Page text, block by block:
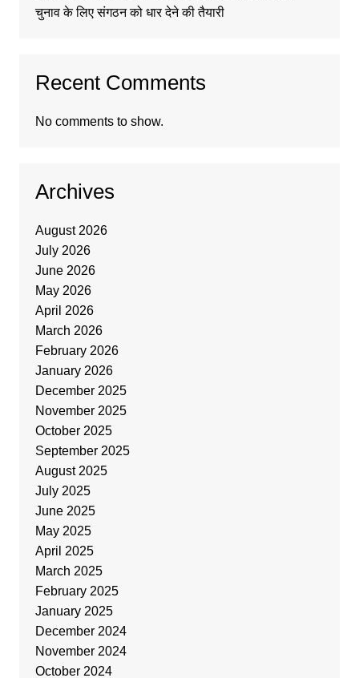
चुनाव के लिए संगठन को धार देने की तैयारी
Recent Comments
No comments to show.
Archives
August 2026
July 2026
June 2026
May 2026
April 2026
March 2026
February 2026
January 2026
December 2025
November 2025
October 2025
September 2025
August 2025
July 2025
June 2025
May 2025
April 2025
March 2025
February 2025
January 2025
December 2024
November 2024
October 2024